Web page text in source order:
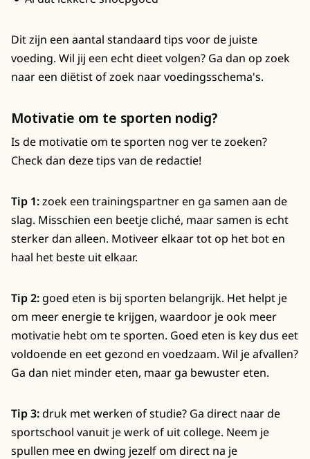
Dit zijn een aantal standaard tips voor de juiste
voeding. Wil jij een echt dieet volgen? Ga dan op zoek
naar een diëtist of zoek naar voedingsschema's.
Motivatie om te sporten nodig?
Is de motivatie om te sporten nog ver te zoeken?
Check dan deze tips van de redactie!
Tip 1:zoek een trainingspartner en ga samen aan de
slag. Misschien een beetje cliché, maar samen is echt
sterker dan alleen. Motiveer elkaar tot op het bot en
haal het beste uit elkaar.
Tip 2: goed eten is bij sporten belangrijk. Het helpt je
om meer energie te krijgen, waardoor je ook meer
motivatie hebt om te sporten. Goed eten is key dus eet
voldoende en eet gezond en voedzaam. Wil je afvallen?
Ga dan niet minder eten, maar ga bewuster eten.
Tip 3:druk met werken of studie? Ga direct naar de
sportschool vanuit je werk of uit college. Neem je
spullen mee en dwing jezelf om direct na je